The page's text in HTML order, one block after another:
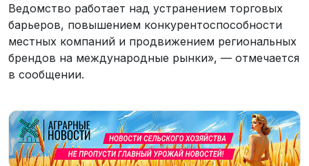
Ведомство работает над устранением торговых
барьеров, повышением конкурентоспособности
местных компаний и продвижением региональных
брендов на международные рынки», — отмечается
в сообщении.